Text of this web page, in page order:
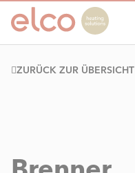
ZURÜCK ZUR ÜBERSICHT